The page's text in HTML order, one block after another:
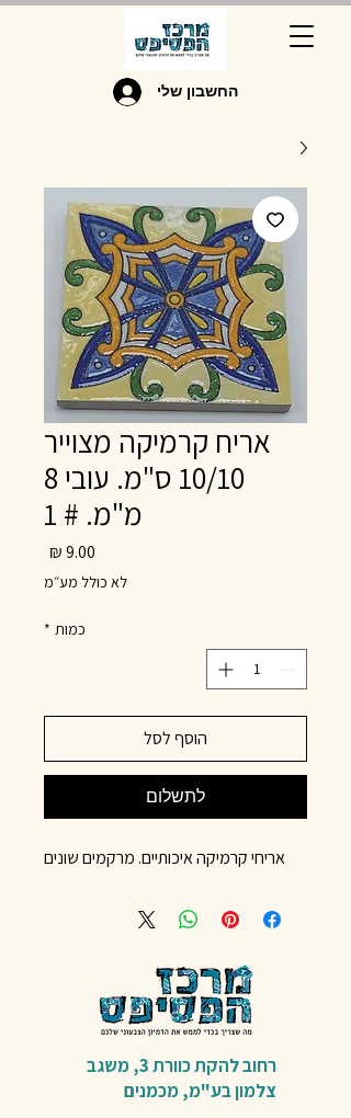
החשבון שלי
אריח קרמיקה מצוייר
10/10 ס"מ. עובי 8
מ"מ. # 1
לא כולל מע״מ
כמות *
הוסף לסל
לתשלום
אריחי קרמיקה איכותיים. מרקמים שונים
רחוב להקת כוורת 3,
משגב
צלמון בע"מ,מכמנים​